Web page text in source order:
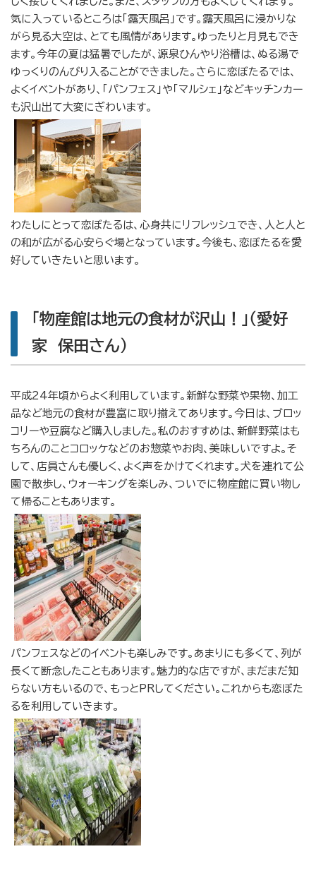
気に入っているところは「露天風呂」です。露天風呂に浸かりな
がら見る大空は、とても風情があります。ゆったりと月見もでき
ます。今年の夏は猛暑でしたが、源泉ひんやり浴槽は、ぬる湯で
ゆっくりのんびり入ることができました。さらに恋ぼたるでは、
よくイベントがあり、「パンフェス」や「マルシェ」などキッチンカー
も沢山出て大変にぎわいます。
わたしにとって恋ぼたるは、心身共にリフレッシュでき、人と人と
の和が広がる心安らぐ場となっています。今後も、恋ぼたるを愛
好していきたいと思います。
「物産館は地元の食材が沢山！」（愛好
家 保田さん）
平成24年頃からよく利用しています。新鮮な野菜や果物、加工
品など地元の食材が豊富に取り揃えてあります。今日は、ブロッ
コリーや豆腐など購入しました。私のおすすめは、新鮮野菜はも
ちろんのことコロッケなどのお惣菜やお肉、美味しいですよ。そ
して、店員さんも優しく、よく声をかけてくれます。犬を連れて公
園で散歩し、ウォーキングを楽しみ、ついでに物産館に買い物し
て帰ることもあります。
パンフェスなどのイベントも楽しみです。あまりにも多くて、列が
長くて断念したこともあります。魅力的な店ですが、まだまだ知
らない方もいるので、もっとPRしてください。これからも恋ぼた
るを利用していきます。